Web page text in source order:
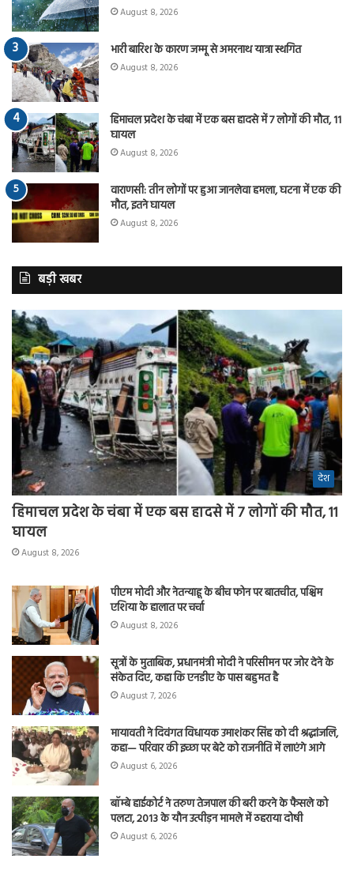
August 8, 2026
भारी बारिश के कारण जम्मू से अमरनाथ यात्रा स्थगित
August 8, 2026
हिमाचल प्रदेश के चंबा में एक बस हादसे में 7 लोगों की मौत, 11
घायल
August 8, 2026
वाराणसी: तीन लोगों पर हुआ जानलेवा हमला, घटना में एक की
मौत, इतने घायल
August 8, 2026
बड़ी खबर
देश
हिमाचल प्रदेश के चंबा में एक बस हादसे में 7 लोगों की मौत, 11
घायल
August 8, 2026
पीएम मोदी और नेतन्याहू के बीच फोन पर बातचीत, पश्चिम
एशिया के हालात पर चर्चा
August 8, 2026
सूत्रों के मुताबिक, प्रधानमंत्री मोदी ने परिसीमन पर जोर देने के
संकेत दिए, कहा कि एनडीए के पास बहुमत है
August 7, 2026
मायावती ने दिवंगत विधायक उमाशंकर सिंह को दी श्रद्धांजलि,
कहा— परिवार की इच्छा पर बेटे को राजनीति में लाएंगे आगे
August 6, 2026
बॉम्बे हाईकोर्ट ने तरुण तेजपाल की बरी करने के फैसले को
पलटा, 2013 के यौन उत्पीड़न मामले में ठहराया दोषी
August 6, 2026